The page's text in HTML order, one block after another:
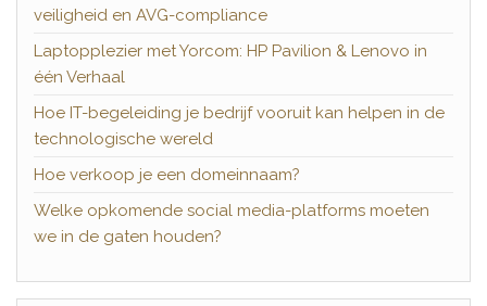
veiligheid en AVG-compliance
Laptopplezier met Yorcom: HP Pavilion & Lenovo in
één Verhaal
Hoe IT-begeleiding je bedrijf vooruit kan helpen in de
technologische wereld
Hoe verkoop je een domeinnaam?
Welke opkomende social media-platforms moeten
we in de gaten houden?